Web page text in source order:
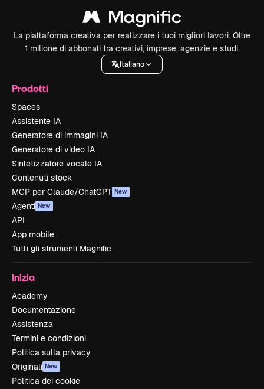
La piattaforma creativa per realizzare i tuoi migliori lavori. Oltre
1 milione di abbonati tra creativi, imprese, agenzie e studi.
Italiano
Prodotti
Spaces
Assistente IA
Generatore di immagini IA
Generatore di video IA
Sintetizzatore vocale IA
Contenuti stock
MCP per Claude/ChatGPT New
Agenti New
API
App mobile
Tutti gli strumenti Magnific
Inizia
Academy
Documentazione
Assistenza
Termini e condizioni
Politica sulla privacy
Originali New
Politica dei cookie